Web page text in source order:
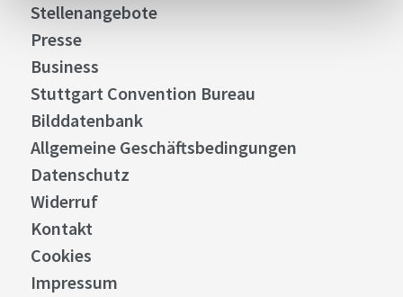
Stellenangebote
Presse
Business
Stuttgart Convention Bureau
Bilddatenbank
Allgemeine Geschäftsbedingungen
Datenschutz
Widerruf
Kontakt
Cookies
Impressum